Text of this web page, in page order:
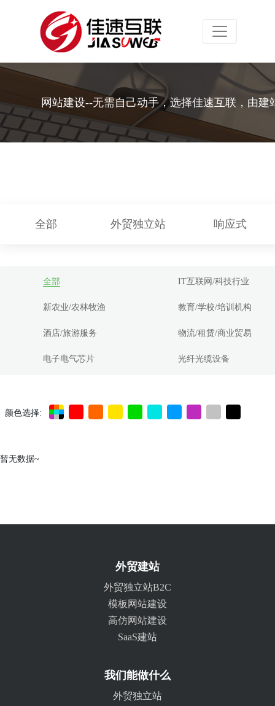
Toggle
网站建设--无需自己动手，选择佳速互联，由建
全部 外贸独立站 响应式
全部 IT互联网/科技行业
新农业/农林牧渔 教育/学校/培训机构
酒店/旅游服务 物流/租赁/商业贸易
电子电气芯片 光纤光缆设备
颜色选择:
暂无数据~
外贸建站
外贸独立站B2C
模板网站建设
高仿网站建设
SaaS建站
我们能做什么
外贸独立站